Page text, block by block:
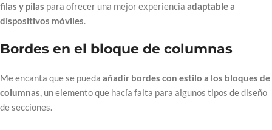
filas y pilas para ofrecer una mejor experiencia adaptable a
dispositivos móviles.
Bordes en el bloque de columnas
Me encanta que se pueda añadir bordes con estilo a los bloques de
columnas, un elemento que hacía falta para algunos tipos de diseño
de secciones.